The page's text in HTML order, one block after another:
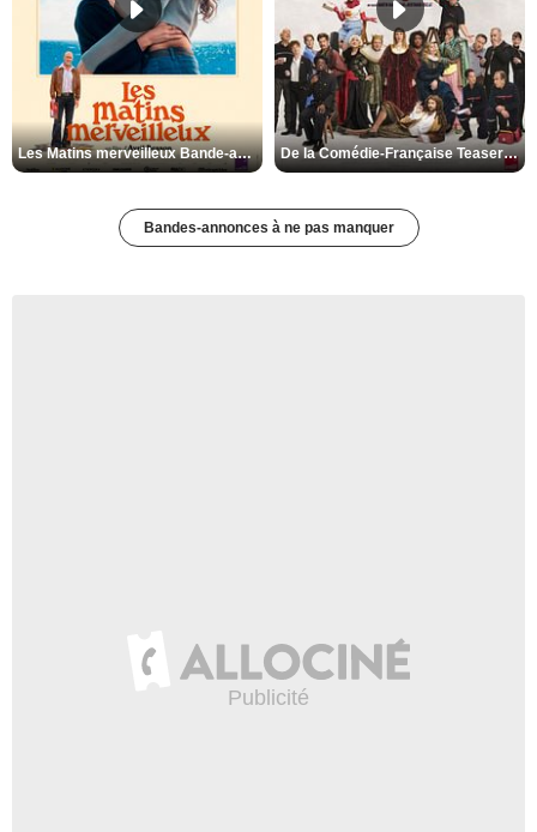
Les Matins merveilleux Bande-annonce VF De la Comédie-Française Teaser VF
Bandes-annonces à ne pas manquer